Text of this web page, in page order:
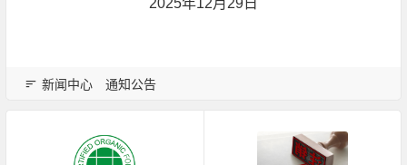
2025年12月29日
新闻中心 通知公告